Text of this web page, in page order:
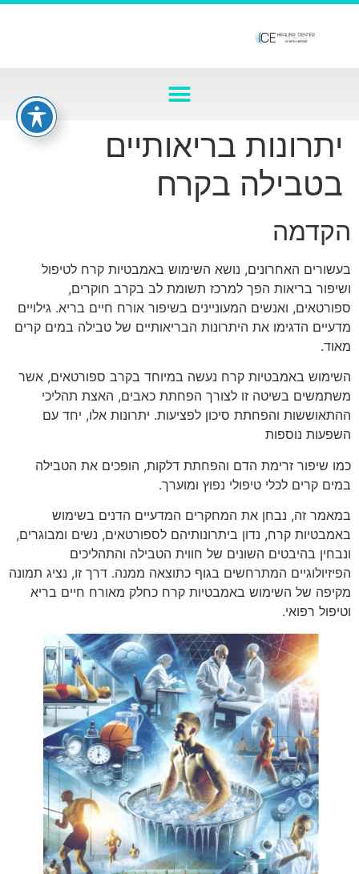
יתרונות בריאותיים
בטבילה בקרח
הקדמה
בעשורים האחרונים, נושא השימוש באמבטיות קרח לטיפול
ושיפור בריאות הפך למרכז תשומת לב בקרב חוקרים,
ספורטאים, ואנשים המעוניינים בשיפור אורח חיים בריא. גילויים
מדעיים הדגימו את היתרונות הבריאותיים של טבילה במים קרים
מאוד.
השימוש באמבטיות קרח נעשה במיוחד בקרב ספורטאים, אשר
משתמשים בשיטה זו לצורך הפחתת כאבים, האצת תהליכי
ההתאוששות והפחתת סיכון לפציעות. יתרונות אלו, יחד עם
השפעות נוספות
כמו שיפור זרימת הדם והפחתת דלקות, הופכים את הטבילה
במים קרים לכלי טיפולי נפוץ ומוערך.
במאמר זה, נבחן את המחקרים המדעיים הדנים בשימוש
באמבטיות קרח, נדון ביתרונותיהם לספורטאים, נשים ומבוגרים,
ונבחין בהיבטים השונים של חווית הטבילה והתהליכים
הפיזיולוגיים המתרחשים בגוף כתוצאה ממנה. דרך זו, נציג תמונה
מקיפה של השימוש באמבטיות קרח כחלק מאורח חיים בריא
וטיפול רפואי.